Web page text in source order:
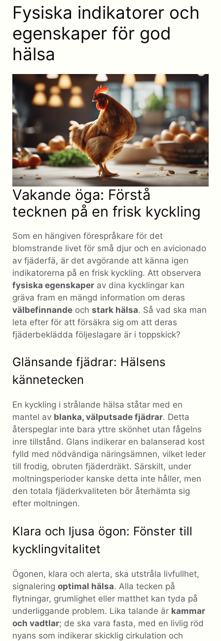
Fysiska indikatorer och
egenskaper för god
hälsa
Vakande öga: Förstå
tecknen på en frisk kyckling
Som en hängiven förespråkare för det
blomstrande livet för små djur och en avicionado
av fjäderfä, är det avgörande att känna igen
indikatorerna på en frisk kyckling. Att observera
fysiska egenskaper av dina kycklingar kan
gräva fram en mängd information om deras
välbefinnande och stark hälsa. Så vad ska man
leta efter för att försäkra sig om att deras
fjäderbeklädda följeslagare är i toppskick?
Glänsande fjädrar: Hälsens
kännetecken
En kyckling i strålande hälsa ståtar med en
mantel av blanka, välputsade fjädrar. Detta
återspeglar inte bara yttre skönhet utan fågelns
inre tillstånd. Glans indikerar en balanserad kost
fylld med nödvändiga näringsämnen, vilket leder
till frodig, obruten fjäderdräkt. Särskilt, under
moltningsperioder kanske detta inte håller, men
den totala fjäderkvaliteten bör återhämta sig
efter moltningen.
Klara och ljusa ögon: Fönster till
kycklingvitalitet
Ögonen, klara och alerta, ska utstråla livfullhet,
signalering optimal hälsa. Alla tecken på
flytningar, grumlighet eller matthet kan tyda på
underliggande problem. Lika talande är kammar
och vadtlar; de ska vara fasta, med en livlig röd
nyans som indikerar skicklig cirkulation och